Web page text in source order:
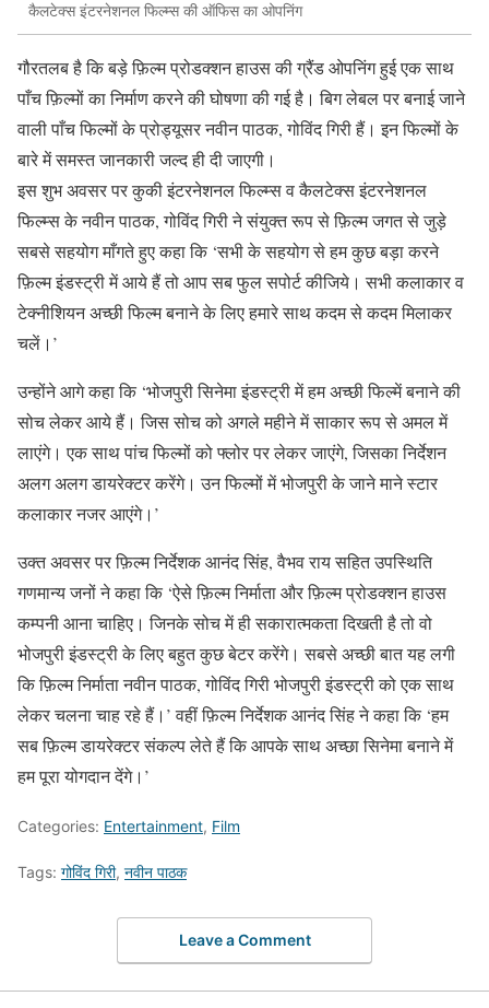
कैलटेक्स इंटरनेशनल फिल्म्स की ऑफिस का ओपनिंग
गौरतलब है कि बड़े फ़िल्म प्रोडक्शन हाउस की ग्रैंड ओपनिंग हुई एक साथ
पाँच फ़िल्मों का निर्माण करने की घोषणा की गई है। बिग लेबल पर बनाई जाने
वाली पाँच फिल्मों के प्रोड्यूसर नवीन पाठक, गोविंद गिरी हैं। इन फिल्मों के
बारे में समस्त जानकारी जल्द ही दी जाएगी।
इस शुभ अवसर पर कुकी इंटरनेशनल फिल्म्स व कैलटेक्स इंटरनेशनल
फिल्म्स के नवीन पाठक, गोविंद गिरी ने संयुक्त रूप से फ़िल्म जगत से जुड़े
सबसे सहयोग माँगते हुए कहा कि ‘सभी के सहयोग से हम कुछ बड़ा करने
फ़िल्म इंडस्ट्री में आये हैं तो आप सब फुल सपोर्ट कीजिये। सभी कलाकार व
टेक्नीशियन अच्छी फिल्म बनाने के लिए हमारे साथ कदम से कदम मिलाकर
चलें।’
उन्होंने आगे कहा कि ‘भोजपुरी सिनेमा इंडस्ट्री में हम अच्छी फिल्में बनाने की
सोच लेकर आये हैं। जिस सोच को अगले महीने में साकार रूप से अमल में
लाएंगे। एक साथ पांच फिल्मों को फ्लोर पर लेकर जाएंगे, जिसका निर्देशन
अलग अलग डायरेक्टर करेंगे। उन फिल्मों में भोजपुरी के जाने माने स्टार
कलाकार नजर आएंगे।’
उक्त अवसर पर फ़िल्म निर्देशक आनंद सिंह, वैभव राय सहित उपस्थिति
गणमान्य जनों ने कहा कि ‘ऐसे फ़िल्म निर्माता और फ़िल्म प्रोडक्शन हाउस
कम्पनी आना चाहिए। जिनके सोच में ही सकारात्मकता दिखती है तो वो
भोजपुरी इंडस्ट्री के लिए बहुत कुछ बेटर करेंगे। सबसे अच्छी बात यह लगी
कि फ़िल्म निर्माता नवीन पाठक, गोविंद गिरी भोजपुरी इंडस्ट्री को एक साथ
लेकर चलना चाह रहे हैं।’ वहीं फ़िल्म निर्देशक आनंद सिंह ने कहा कि ‘हम
सब फ़िल्म डायरेक्टर संकल्प लेते हैं कि आपके साथ अच्छा सिनेमा बनाने में
हम पूरा योगदान देंगे।’
Categories: Entertainment, Film
Tags: गोविंद गिरी, नवीन पाठक
Leave a Comment